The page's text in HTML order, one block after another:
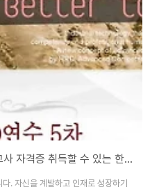
인터넷으로 직업능력개발훈련교사 자격증 취득할 수 있는 한기대 교육과정
. 자신을 계발하고 인재로 성장하기